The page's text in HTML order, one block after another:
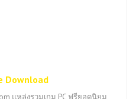
Download